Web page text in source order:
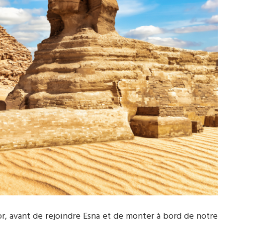
avant de rejoindre Esna et de monter à bord de notre